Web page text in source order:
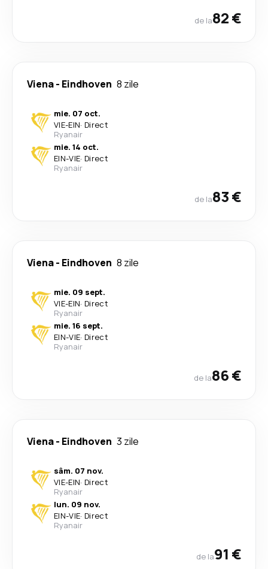
de la82 €
Viena- Eindhoven 8 zile
mie. 07 oct.
VIE-EIN· Direct
Ryanair
mie. 14 oct.
EIN-VIE· Direct
Ryanair
de la83 €
Viena- Eindhoven 8 zile
mie. 09 sept.
VIE-EIN· Direct
Ryanair
mie. 16 sept.
EIN-VIE· Direct
Ryanair
de la86 €
Viena- Eindhoven 3 zile
sâm. 07 nov.
VIE-EIN· Direct
Ryanair
lun. 09 nov.
EIN-VIE· Direct
Ryanair
de la91 €